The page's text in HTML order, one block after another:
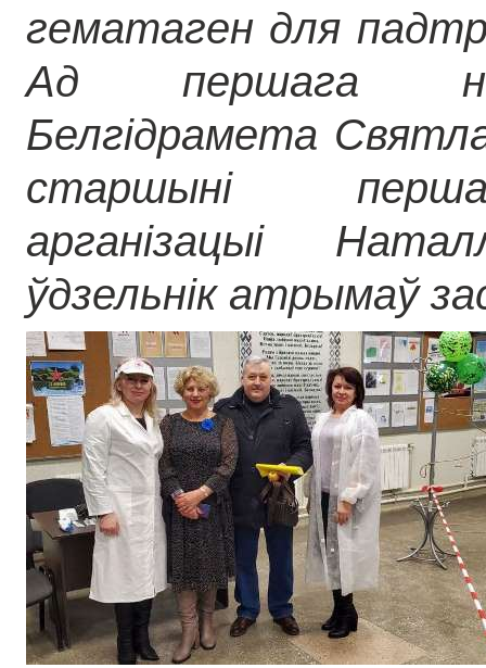
гематаген для
Ад першага
Белгідрамета
старшыні
арганізацыі
ўдзельнік атрымаў